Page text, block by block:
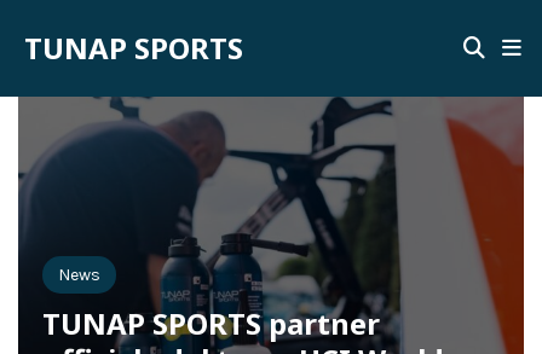
TUNAP SPORTS
News
TUNAP SPORTS partner